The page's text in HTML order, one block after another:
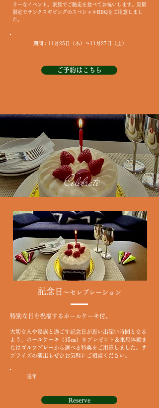
ラーなイベント。家族でご馳走を食べてお祝いします。期間
限定でサンクスギビングのスペシャルBBQをご用意しまし
た。
期間：11月25日（木）～11月27日（土）
ご予約はこちら
Celebrate
記念日 ～セレブレーション
大切な人や家族と過ごす記念日が思い出深い時間となる
よう、ホールケーキ（15㎝）をプレゼント＆乗馬体験ま
たはゴルフプレーから選べる特典をご用意しました。サ
プライズの演出もぜひお気軽にご相談ください。
通年
Reserve
特別な日を祝福するホールケーキ付。